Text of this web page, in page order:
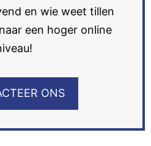
en wie weet tillen
een hoger online
ONS